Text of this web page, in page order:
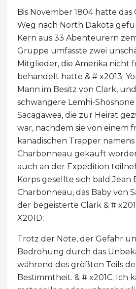
Bis November 1804 hatte das
Weg nach North Dakota
Kern aus 33 Abenteurern
Gruppe umfasste zwei
Mitglieder, die Amerika nicht
behandelt hatte & # x2013;
Mann im Besitz von Clark,
schwangere Lemhi-
Sacagawea, die zur Heirat
war, nachdem sie von einem
kanadischen Trapper namens
Charbonneau gekauft
auch an der Expedition
Korps gesellte sich bald Jean
Charbonneau, das Baby von
der begeisterte Clark & ​​#
X201D;
Trotz der Nöte, der Gefahr
Bedrohung durch das
während des größten Teils
Bestimmtheit. & # x201C; Ich